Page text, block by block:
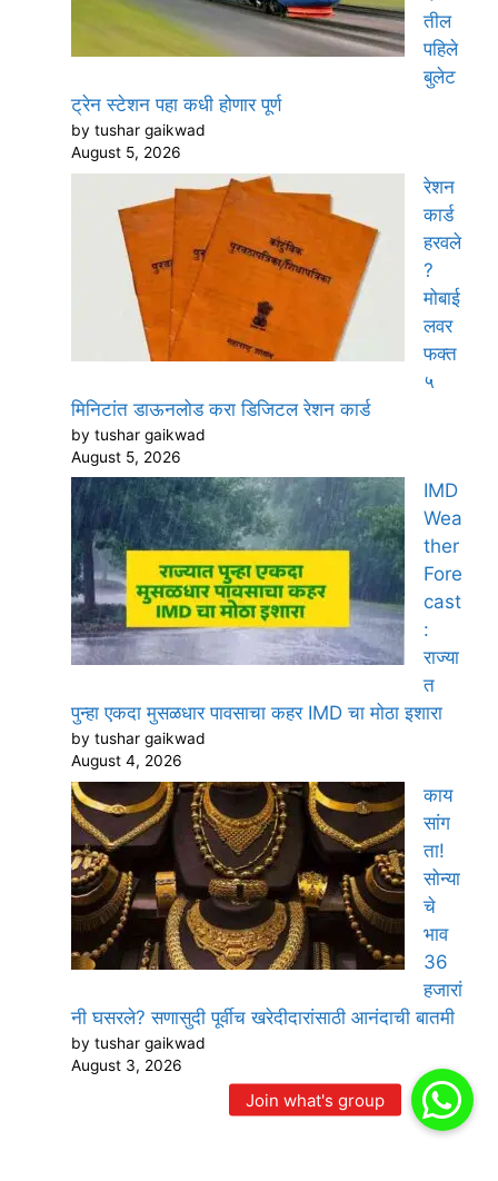
तील
पहिले
बुलेट
ट्रेन स्टेशन पहा कधी होणार पूर्ण
by tushar gaikwad
August 5, 2026
रेशन
कार्ड
हरवले
?
मोबाई
लवर
फक्त
५
मिनिटांत डाऊनलोड करा डिजिटल रेशन कार्ड
by tushar gaikwad
August 5, 2026
IMD
Wea
ther
Fore
cast
:
राज्या
त
पुन्हा एकदा मुसळधार पावसाचा कहर IMD चा मोठा इशारा
by tushar gaikwad
August 4, 2026
काय
सांग
ता!
सोन्या
चे
भाव
36
हजारां
नी घसरले? सणासुदी पूर्वीच खरेदीदारांसाठी आनंदाची बातमी
by tushar gaikwad
August 3, 2026